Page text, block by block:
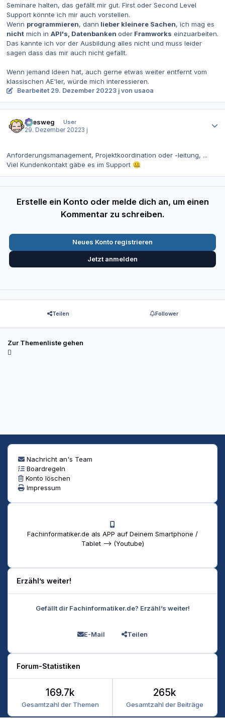
Seminare halten, das gefällt mir gut. First oder Second Level
Support könnte ich mir auch vorstellen.
Wenn programmieren, dann lieber kleinere Sachen, ich mag es
nicht mich in API's, Datenbanken oder Framworks einzuarbeiten.
Das kannte ich vor der Ausbildung alles nicht und muss leider
sagen dass das mir auch nicht gefällt.
Wenn jemand Ideen hat, auch gerne etwas weiter entfernt vom
klassischen AE'ler, würde mich interessieren.
Bearbeitet 29. Dezember 20223 j von usaoa
allesweg
User
29. Dezember 20223 j
Anforderungsmanagement, Projektkoordination oder -leitung, ...
Viel Kundenkontakt gäbe es im Support 🤐
Erstelle ein Konto oder melde dich an, um einen
Kommentar zu schreiben.
Neues Konto registrieren
Jetzt anmelden
Teilen Follower
Zur Themenliste gehen
Nachricht an's Team
Boardregeln
Konto löschen
Impressum
Fachinformatiker.de als APP auf Deinem Smartphone /
Tablet --> (Youtube)
Erzähl’s weiter!
Gefällt dir Fachinformatiker.de? Erzähl’s weiter!
E-Mail Teilen
Forum-Statistiken
Gesamtzahl der Themen
169.7k
Gesamtzahl der Beiträge
265k